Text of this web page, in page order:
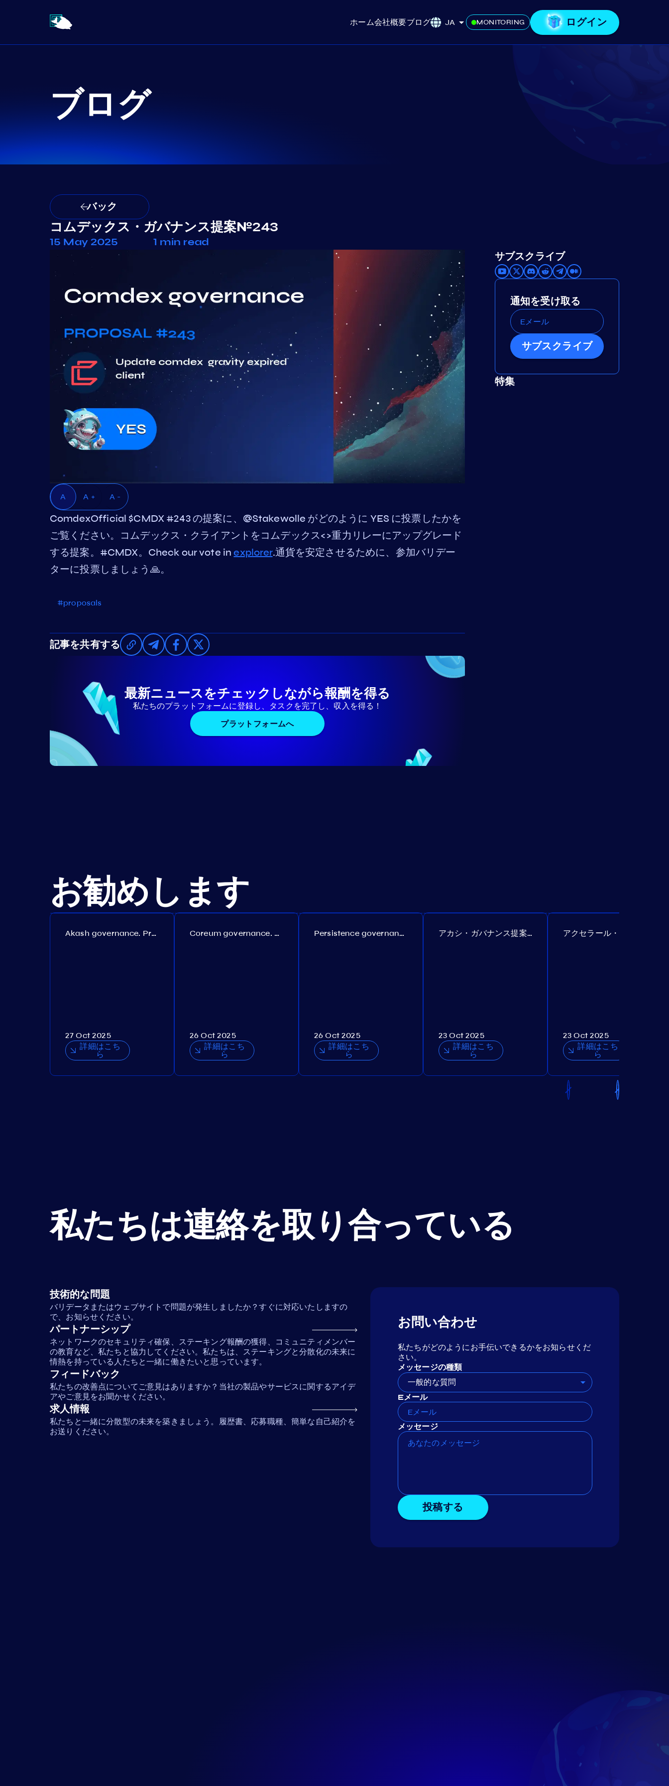
ホーム会社概要ブログ JA MONITORING ログイン
ブログ
バック
コムデックス・ガバナンス提案№243
15 May 2025 1 min read
A A + A -
ComdexOfficial $CMDX #243 の提案に、@Stakewolle がどのように YES に投票したかを
ご覧ください。コムデックス・クライアントをコムデックス<>重力リレーにアップグレード
する提案。#CMDX。Check our vote inexplorer.通貨を安定させるために、参加バリデー
ターに投票しましょう🙏。
#proposals
記事を共有する
最新ニュースをチェックしながら報酬を得る
私たちのプラットフォームに登録し、タスクを完了し、収入を得る！
プラットフォームへ
サブスクライブ
通知を受け取る
サブスクライブ
特集
お勧めします
Akash governance. Proposal №308
27 Oct 2025
詳細はこち
ら
Coreum governance. Proposal №22
26 Oct 2025
詳細はこち
ら
Persistence governance. Proposal №150
26 Oct 2025
詳細はこち
ら
アカシ・ガバナンス提案№307
23 Oct 2025
詳細はこち
ら
23 Oct 2025
詳細はこち
ら
私たちは連絡を取り合っている
技術的な問題
バリデータまたはウェブサイトで問題が発生しましたか？すぐに対応いたしますの
で、お知らせください。
パートナーシップ
ネットワークのセキュリティ確保、ステーキング報酬の獲得、コミュニティメンバー
の教育など、私たちと協力してください。私たちは、ステーキングと分散化の未来に
情熱を持っている人たちと一緒に働きたいと思っています。
フィードバック
私たちの改善点についてご意見はありますか？当社の製品やサービスに関するアイデ
アやご意見をお聞かせください。
求人情報
私たちと一緒に分散型の未来を築きましょう。履歴書、応募職種、簡単な自己紹介を
お送りください。
お問い合わせ
私たちがどのようにお手伝いできるかをお知らせくだ
さい。
メッセージの種類
一般的な質問
Eメール
メッセージ
投稿する